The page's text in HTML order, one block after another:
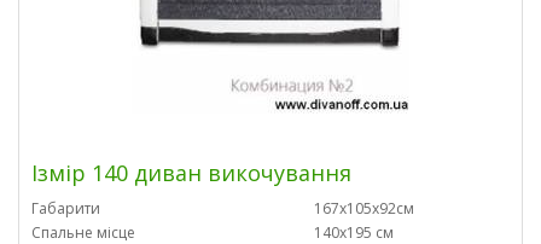
Ізмір 140 диван викочування
Габарити
167х105х92см
Спальне місце
140х195 см